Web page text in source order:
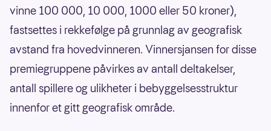
vinne 100 000, 10 000, 1000 eller 50 kroner),
fastsettes i rekkefølge på grunnlag av geografisk
avstand fra hovedvinneren. Vinnersjansen for disse
premiegruppene påvirkes av antall deltakelser,
antall spillere og ulikheter i bebyggelsesstruktur
innenfor et gitt geografisk område.